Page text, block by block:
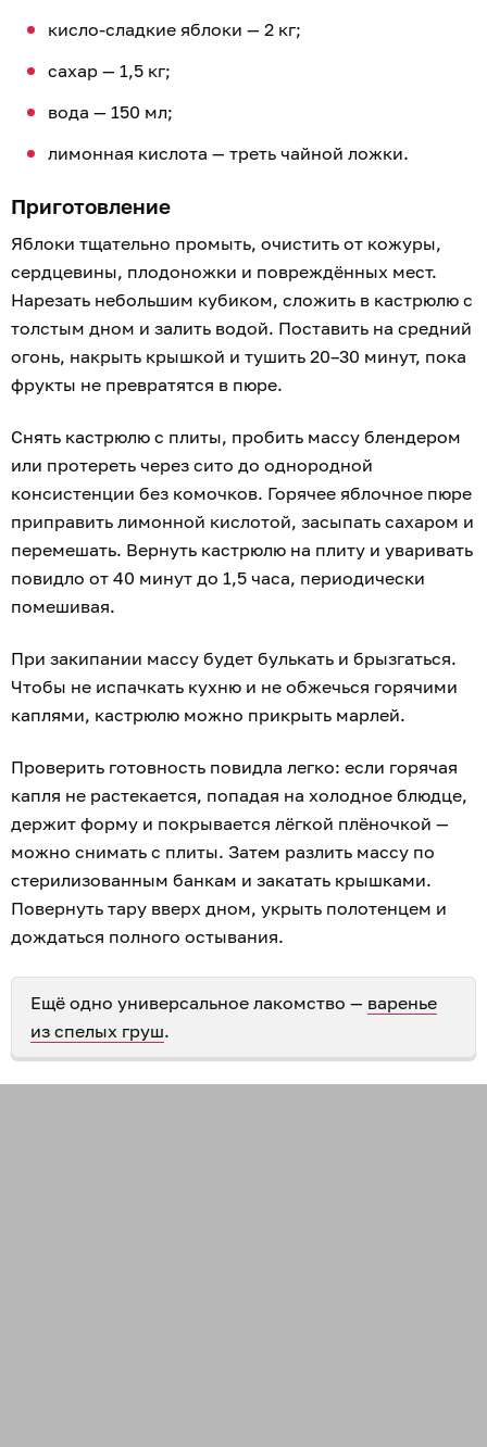
кисло-сладкие яблоки — 2 кг;
сахар — 1,5 кг;
вода — 150 мл;
лимонная кислота — треть чайной ложки.
Приготовление
Яблоки тщательно промыть, очистить от кожуры,
сердцевины, плодоножки и повреждённых мест.
Нарезать небольшим кубиком, сложить в кастрюлю с
толстым дном и залить водой. Поставить на средний
огонь, накрыть крышкой и тушить 20–30 минут, пока
фрукты не превратятся в пюре.
Снять кастрюлю с плиты, пробить массу блендером
или протереть через сито до однородной
консистенции без комочков. Горячее яблочное пюре
приправить лимонной кислотой, засыпать сахаром и
перемешать. Вернуть кастрюлю на плиту и уваривать
повидло от 40 минут до 1,5 часа, периодически
помешивая.
При закипании массу будет булькать и брызгаться.
Чтобы не испачкать кухню и не обжечься горячими
каплями, кастрюлю можно прикрыть марлей.
Проверить готовность повидла легко: если горячая
капля не растекается, попадая на холодное блюдце,
держит форму и покрывается лёгкой плёночкой —
можно снимать с плиты. Затем разлить массу по
стерилизованным банкам и закатать крышками.
Повернуть тару вверх дном, укрыть полотенцем и
дождаться полного остывания.
Ещё одно универсальное лакомство — варенье
из спелых груш.